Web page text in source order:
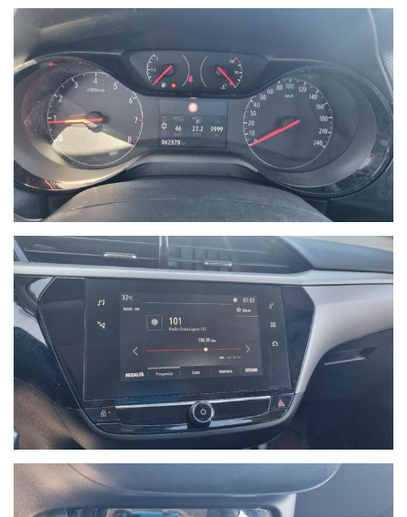
Nel 2004 comincia l’avventura “Outlet dell’auto”, per la
commercializzazione di veicoli d’occasione garantiti di tutte le
marche.
Nel 2015 diventa nuova e unica concessionaria per la provincia
di Savona del brand Hyundai, aprendo una nuova sede in via
Braja 48r a Savona.
Oggi Autoquadrifoglio è anche concessionaria ufficiale per la
provincia di Savona dei brand Peugeot e Citroen, con sede in Via
Nizza 18 a Savona.
- Le immagini possono differire dalla vettura reale in stock
oggetto dell'offerta.